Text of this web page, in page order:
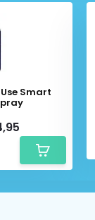
Smart